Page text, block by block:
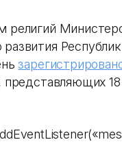
религий
представляющих 18